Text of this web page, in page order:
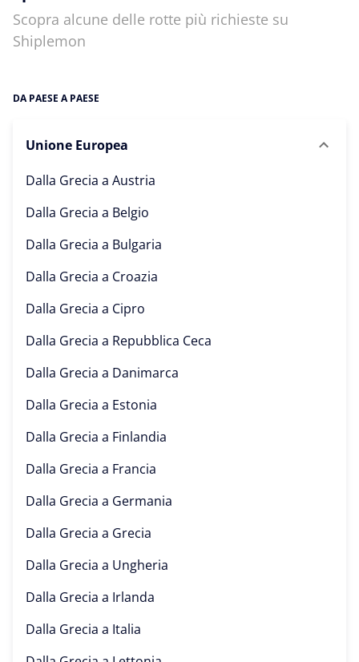
Scopra alcune delle rotte più richieste su
Shiplemon
DA PAESE A PAESE
Unione Europea
Dalla Grecia a Austria
Dalla Grecia a Belgio
Dalla Grecia a Bulgaria
Dalla Grecia a Croazia
Dalla Grecia a Cipro
Dalla Grecia a Repubblica Ceca
Dalla Grecia a Danimarca
Dalla Grecia a Estonia
Dalla Grecia a Finlandia
Dalla Grecia a Francia
Dalla Grecia a Germania
Dalla Grecia a Grecia
Dalla Grecia a Ungheria
Dalla Grecia a Irlanda
Dalla Grecia a Italia